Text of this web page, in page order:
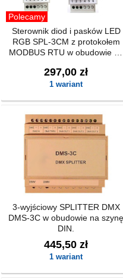
Polecamy
Sterownik diod i pasków LED
RGB SPL-3CM z protokołem
MODBUS RTU w obudowie na
297,00 zł
1 wariant
3-wyjściowy SPLITTER DMX
DMS-3C w obudowie na szynę
DIN.
445,50 zł
1 wariant